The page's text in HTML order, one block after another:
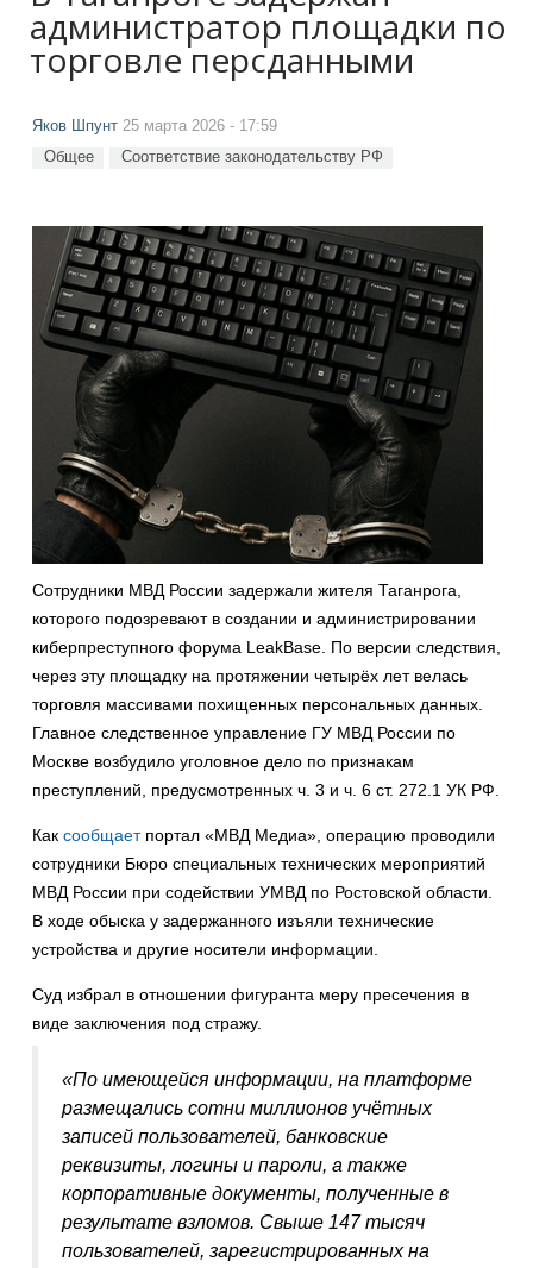
администратор площадки по
торговле персданными
Яков Шпунт 25 марта 2026 - 17:59
Общее Соответствие законодательству РФ
Сотрудники МВД России задержали жителя Таганрога,
которого подозревают в создании и администрировании
киберпреступного форума LeakBase. По версии следствия,
через эту площадку на протяжении четырёх лет велась
торговля массивами похищенных персональных данных.
Главное следственное управление ГУ МВД России по
Москве возбудило уголовное дело по признакам
преступлений, предусмотренных ч. 3 и ч. 6 ст. 272.1 УК РФ.
Как сообщаетпортал «МВД Медиа», операцию проводили
сотрудники Бюро специальных технических мероприятий
МВД России при содействии УМВД по Ростовской области.
В ходе обыска у задержанного изъяли технические
устройства и другие носители информации.
Суд избрал в отношении фигуранта меру пресечения в
виде заключения под стражу.
«По имеющейся информации, на платформе
размещались сотни миллионов учётных
записей пользователей, банковские
реквизиты, логины и пароли, а также
корпоративные документы, полученные в
результате взломов. Свыше 147 тысяч
пользователей, зарегистрированных на